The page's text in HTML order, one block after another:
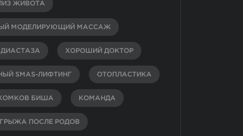
ЖИВОТА
МОДЕЛИРУЮЩИЙ МАССАЖ
ХОРОШИЙ ДОКТОР
SMAS-ЛИФТИНГ ОТОПЛАСТИКА
БИША КОМАНДА
ПОСЛЕ РОДОВ